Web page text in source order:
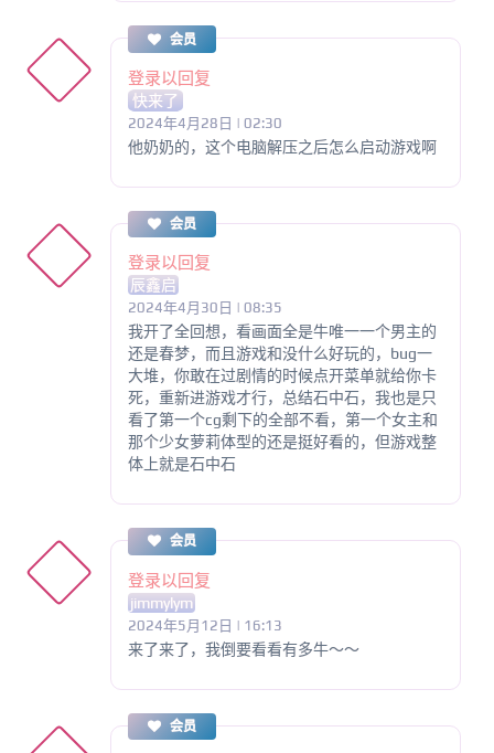
会员
登录以回复
快来了
2024年4月28日 | 02:30
他奶奶的，这个电脑解压之后怎么启动游戏啊
会员
登录以回复
辰鑫启
2024年4月30日 | 08:35
我开了全回想，看画面全是牛唯一一个男主的
还是春梦，而且游戏和没什么好玩的，bug一
大堆，你敢在过剧情的时候点开菜单就给你卡
死，重新进游戏才行，总结石中石，我也是只
看了第一个cg剩下的全部不看，第一个女主和
那个少女萝莉体型的还是挺好看的，但游戏整
体上就是石中石
会员
登录以回复
jimmylym
2024年5月12日 | 16:13
来了来了，我倒要看看有多牛～～
会员